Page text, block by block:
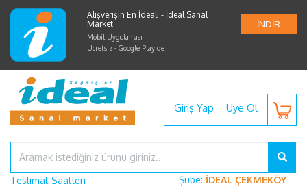
Alışverişin En İdeali - İdeal Sanal
Market
Mobil Uygulaması
Ücretsiz - Google Play'de
İNDİR
Giriş Yap Üye Ol
Teslimat Saatleri Şube: İDEAL ÇEKMEKÖY